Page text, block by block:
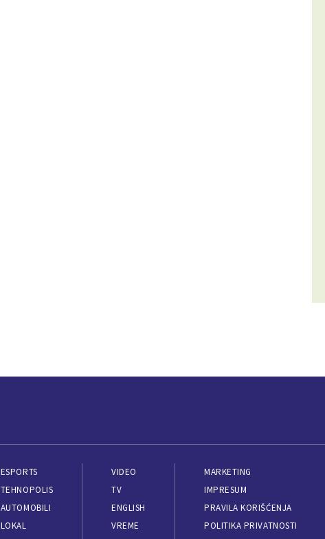
ESPORTS
TEHNOPOLIS
AUTOMOBILI
LOKAL
VIDEO
TV
ENGLISH
VREME
MARKETING
IMPRESUM
PRAVILA KORIŠĆENJA
POLITIKA PRIVATNOSTI